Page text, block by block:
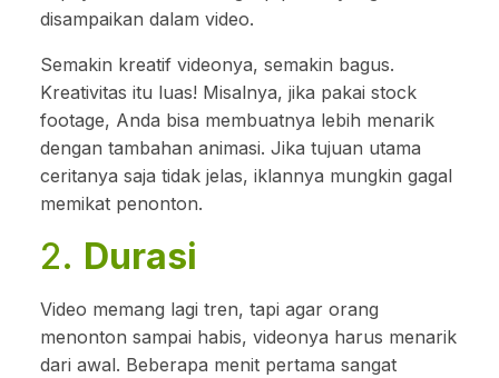
disampaikan dalam video.
Semakin kreatif videonya, semakin bagus.
Kreativitas itu luas! Misalnya, jika pakai stock
footage, Anda bisa membuatnya lebih menarik
dengan tambahan animasi. Jika tujuan utama
ceritanya saja tidak jelas, iklannya mungkin gagal
memikat penonton.
2. Durasi
Video memang lagi tren, tapi agar orang
menonton sampai habis, videonya harus menarik
dari awal. Beberapa menit pertama sangat